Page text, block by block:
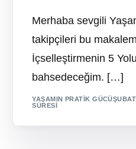
Merhaba sevgili
takipçileri bu
İçselleştirmenin 5
bahsedeceğim. […]
YAŞAMIN PRATIK GÜCÜ
SÜRESI